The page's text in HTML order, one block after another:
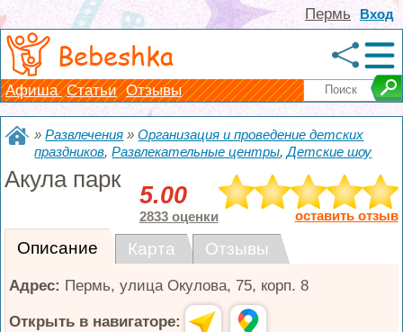
Вход
Пермь
Bebeshka
Афиша Статьи Отзывы
»Развлечения »Организация и проведение детских
праздников,Развлекательные центры,Детские шоу
Акула парк
5.00
2833 оценки оставить отзыв
Описание Карта Отзывы
Адрес: Пермь,улица Окулова, 75, корп. 8
Открыть в навигаторе: